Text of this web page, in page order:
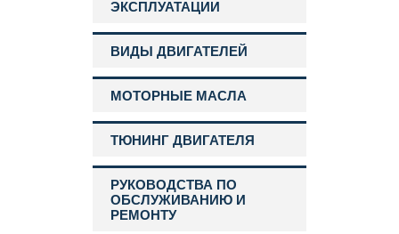
ЭКСПЛУАТАЦИИ
ВИДЫ ДВИГАТЕЛЕЙ
МОТОРНЫЕ МАСЛА
ТЮНИНГ ДВИГАТЕЛЯ
РУКОВОДСТВА ПО
ОБСЛУЖИВАНИЮ И
РЕМОНТУ